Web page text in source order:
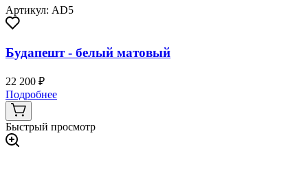
Артикул: AD5
Будапешт - белый матовый
22 200 ₽
Подробнее
Быстрый просмотр